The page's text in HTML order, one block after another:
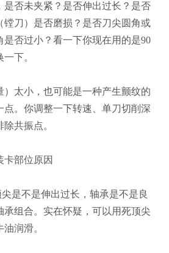
否未夹紧？是否伸出过长？是否
镗刀）是否磨损？是否刀尖圆角或
否过小？看一下你现在用的是90
下。
太小，也可能是一种产生颤纹的
点。你调整一下转速、单刀切削深
共振点。
部位原因
是不是伸出过长，轴承是不是良
承组合。实在怀疑，可以用死顶尖
润滑。